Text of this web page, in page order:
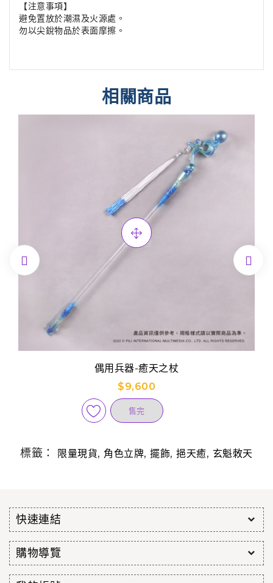
【注意事項】
避免置放於潮濕及火源處。
勿以尖銳物品於表面摩擦。
相關商品
偶用兵器-癒天之杖
$9,600
售完
 
標籤： 限量現貨, 角色立牌,擺飾,挹天癒, 玄魁敇天
快速連結
購物導覽